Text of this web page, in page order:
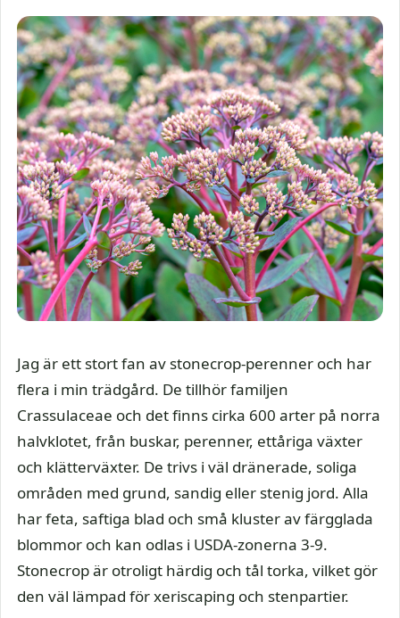
Jag är ett stort fan av stonecrop-perenner och har
flera i min trädgård. De tillhör familjen
Crassulaceae och det finns cirka 600 arter på norra
halvklotet, från buskar, perenner, ettåriga växter
och klätterväxter. De trivs i väl dränerade, soliga
områden med grund, sandig eller stenig jord. Alla
har feta, saftiga blad och små kluster av färgglada
blommor och kan odlas i USDA-zonerna 3-9.
Stonecrop är otroligt härdig och tål torka, vilket gör
den väl lämpad för xeriscaping och stenpartier.